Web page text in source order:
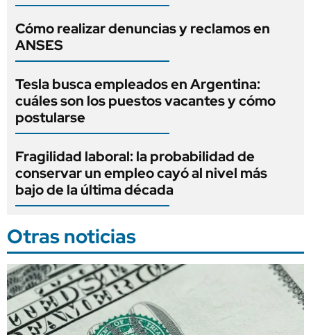
Cómo realizar denuncias y reclamos en
ANSES
Tesla busca empleados en Argentina:
cuáles son los puestos vacantes y cómo
postularse
Fragilidad laboral: la probabilidad de
conservar un empleo cayó al nivel más
bajo de la última década
Otras noticias